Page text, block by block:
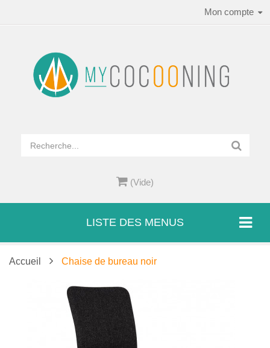
Mon compte
(Vide)
LISTE DES MENUS
Accueil Chaise de bureau noir